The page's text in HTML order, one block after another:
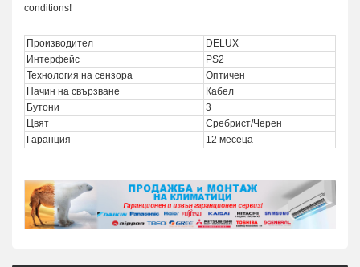
conditions!
Производител
DELUX
Интерфейс
PS2
Технология на сензора
Оптичен
Начин на свързване
Кабел
Бутони
3
Цвят
Сребрист/Черен
Гаранция
12 месеца